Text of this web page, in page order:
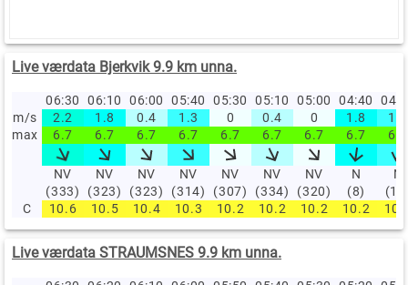
Live værdata Bjerkvik 9.9 km unna.
06:30 06:10 06:00 05:40 05:30 05:10 05:00 04:40
m/s
2.2 1.8 0.4 1.3 0 0.4 0 1.8
1.3
max
6.7 6.7 6.7 6.7 6.7 6.7 6.7 6.7 6.7
NV
(333)
NV
(323)
NV
(323)
NV
(314)
NV
(307)
NV
(334)
NV
(320)
N
(8)
N
C
10.6 10.5 10.4 10.3 10.2 10.2 10.2 10.2
Live værdata STRAUMSNES 9.9 km unna.